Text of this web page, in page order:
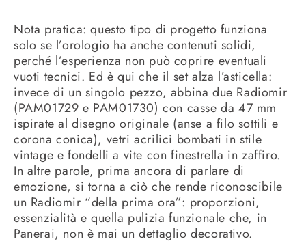
Nota pratica: questo tipo di progetto funziona
solo se l’orologio ha anche contenuti solidi,
perché l’esperienza non può coprire eventuali
vuoti tecnici. Ed è qui che il set alza l’asticella:
invece di un singolo pezzo, abbina due Radiomir
(PAM01729 e PAM01730) con casse da 47 mm
ispirate al disegno originale (anse a filo sottili e
corona conica), vetri acrilici bombati in stile
vintage e fondelli a vite con finestrella in zaffiro.
In altre parole, prima ancora di parlare di
emozione, si torna a ciò che rende riconoscibile
un Radiomir “della prima ora”: proporzioni,
essenzialità e quella pulizia funzionale che, in
Panerai, non è mai un dettaglio decorativo.